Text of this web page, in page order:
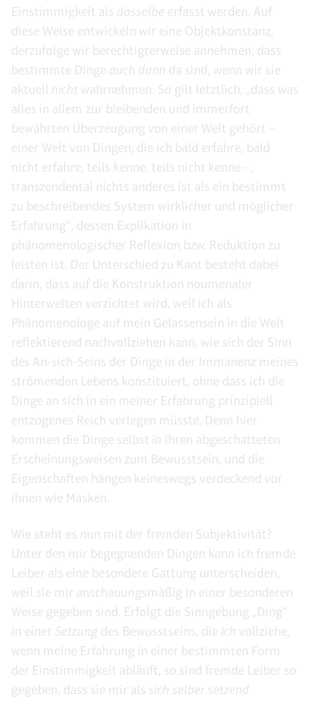
Einstimmigkeit als dasselbe erfasst werden. Auf
diese Weise entwickeln wir eine Objektkonstanz,
derzufolge wir berechtigterweise annehmen, dass
bestimmte Dinge auch dann da sind, wenn wir sie
aktuell nicht wahrnehmen. So gilt letztlich, „dass was
alles in allem zur bleibenden und immerfort
bewährten Überzeugung von einer Welt gehört –
einer Welt von Dingen, die ich bald erfahre, bald
nicht erfahre, teils kenne, teils nicht kenne –,
transzendental nichts anderes ist als ein bestimmt
zu beschreibendes System wirklicher und möglicher
Erfahrung“, dessen Explikation in
phänomenologischer Reflexion bzw. Reduktion zu
leisten ist. Der Unterschied zu Kant besteht dabei
darin, dass auf die Konstruktion noumenaler
Hinterwelten verzichtet wird, weil ich als
Phänomenologe auf mein Gelassensein in die Welt
reflektierend nachvollziehen kann, wie sich der Sinn
des An-sich-Seins der Dinge in der Immanenz meines
strömenden Lebens konstituiert, ohne dass ich die
Dinge an sich in ein meiner Erfahrung prinzipiell
entzogenes Reich verlegen müsste. Denn hier
kommen die Dinge selbst in ihren abgeschatteten
Erscheinungsweisen zum Bewusstsein, und die
Eigenschaften hängen keineswegs verdeckend vor
ihnen wie Masken.
Wie steht es nun mit der fremden Subjektivität?
Unter den mir begegnenden Dingen kann ich fremde
Leiber als eine besondere Gattung unterscheiden,
weil sie mir anschauungsmäßig in einer besonderen
Weise gegeben sind. Erfolgt die Sinngebung „Ding“
in einer Setzung des Bewusstseins, die ich vollziehe,
wenn meine Erfahrung in einer bestimmten Form
der Einstimmigkeit abläuft, so sind fremde Leiber so
gegeben, dass sie mir als sich selber setzend